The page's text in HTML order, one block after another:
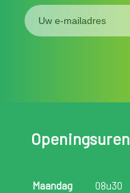
Openingsuren
Maandag 08u30